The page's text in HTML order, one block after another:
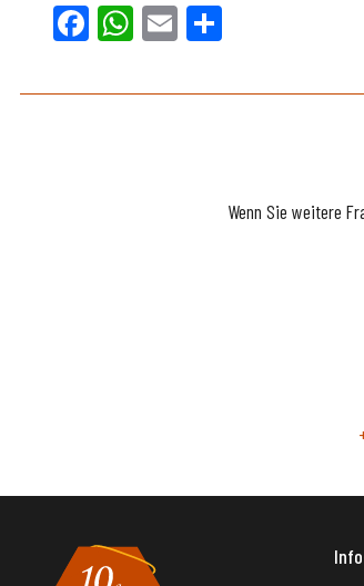
Facebook
WhatsApp
Email
Wenn Sie weitere